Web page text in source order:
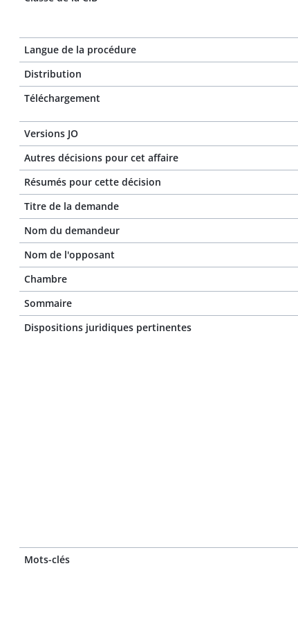
Langue de la procédure
Distribution
Téléchargement
Versions JO
Autres décisions pour cet affaire
Résumés pour cette décision
Titre de la demande
Nom du demandeur
Nom de l'opposant
Chambre
Sommaire
Dispositions juridiques pertinentes
Mots-clés